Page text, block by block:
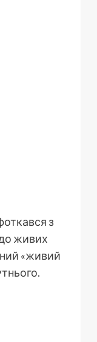
з
живих
«живий